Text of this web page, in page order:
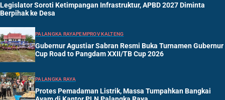
Legislator Soroti Ketimpangan Infrastruktur, APBD 2027 Diminta
Berpihak ke Desa
PALANGKA RAYAPEMPROV KALTENG
Gubernur Agustiar Sabran Resmi Buka Turnamen Gubernur
Cup Road to Pangdam XXII/TB Cup 2026
PALANGKA RAYA
Protes Pemadaman Listrik, Massa Tumpahkan Bangkai